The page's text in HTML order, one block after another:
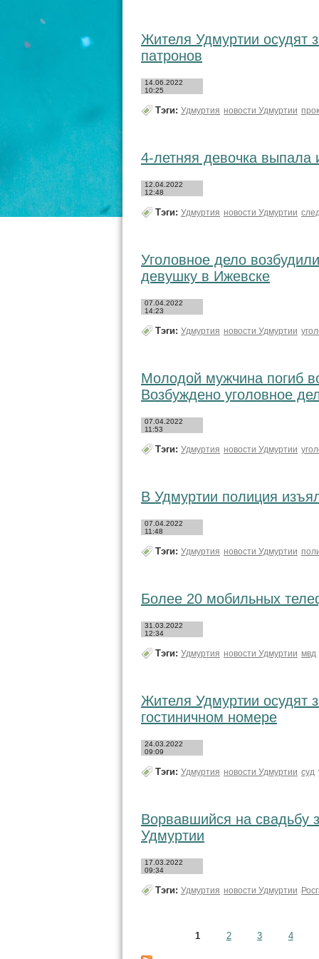
Жителя Удмуртии осудят
патронов
14.06.2022
10:25
Тэги: Удмуртия новости Удмуртии
4-летняя девочка выпала
12.04.2022
12:48
Тэги: Удмуртия новости Удмуртии
Уголовное дело
девушку в Ижевске
07.04.2022
14:23
Тэги: Удмуртия новости Удмуртии
Молодой мужчина погиб
Возбуждено уголовное
07.04.2022
11:53
Тэги: Удмуртия новости Удмуртии
В Удмуртии полиция
07.04.2022
11:48
Тэги: Удмуртия новости Удмуртии
Более 20 мобильных
31.03.2022
12:34
Тэги: Удмуртия новости Удмуртии мвд
Жителя Удмуртии осудят
гостиничном номере
24.03.2022
09:09
Тэги: Удмуртия новости Удмуртии суд
Ворвавшийся на свадьбу
Удмуртии
17.03.2022
09:34
Тэги: Удмуртия новости Удмуртии
Страницы
1 2 3 4